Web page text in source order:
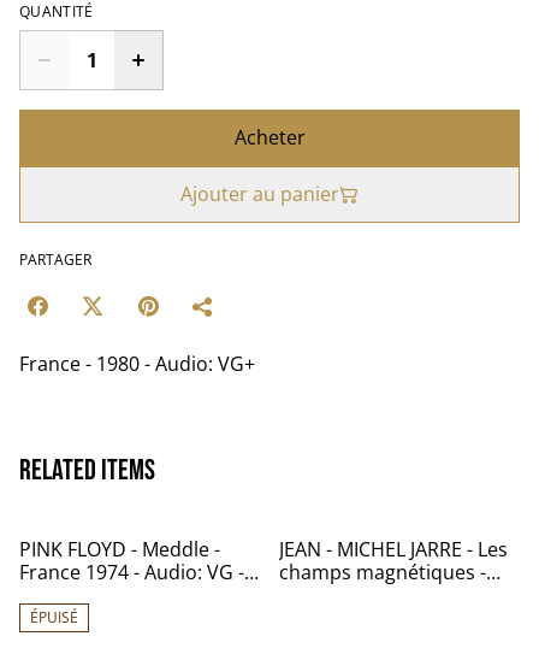
QUANTITÉ
Acheter
Ajouter au panier
PARTAGER
France - 1980 - Audio: VG+
Related items
PINK FLOYD - Meddle -
France 1974 - Audio: VG -
795
ÉPUISÉ
JEAN - MICHEL JARRE - Les
champs magnétiques -